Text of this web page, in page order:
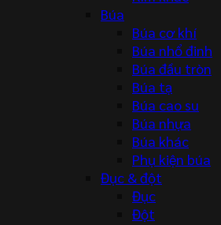
Búa
Búa cơ khí
Búa nhổ đinh
Búa đầu tròn
Búa tạ
Búa cao su
Búa nhựa
Búa khác
Phụ kiện búa
Đục & đột
Đục
Đột